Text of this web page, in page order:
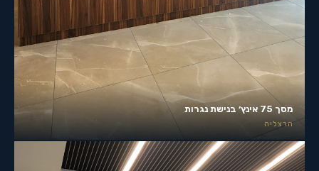
מסך 75 אינץ׳ בנישת נגרות
הרצליה